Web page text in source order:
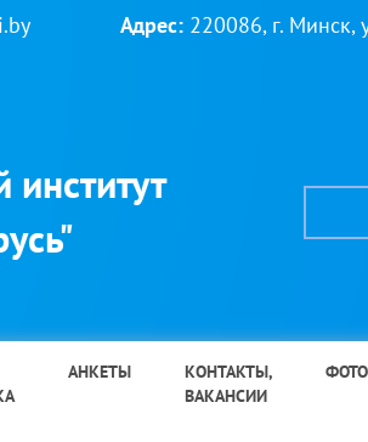
Адрес: 220086, г. Минск,
АНКЕТЫ
КОНТАКТЫ,
ВАКАНСИИ
ФОТО